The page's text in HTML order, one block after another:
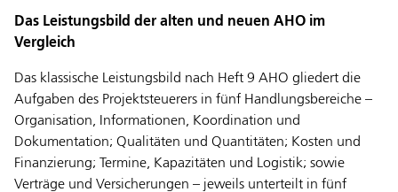
Das Leistungsbild der alten und neuen AHO im
Vergleich
Das klassische Leistungsbild nach Heft 9 AHO gliedert die
Aufgaben des Projektsteuerers in fünf Handlungsbereiche –
Organisation, Informationen, Koordination und
Dokumentation; Qualitäten und Quantitäten; Kosten und
Finanzierung; Termine, Kapazitäten und Logistik; sowie
Verträge und Versicherungen – jeweils unterteilt in fünf